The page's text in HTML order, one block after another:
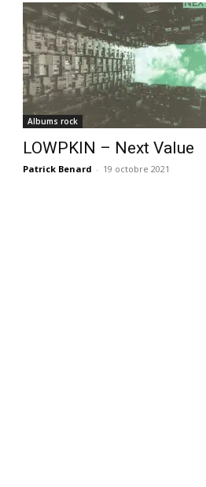
Albums rock
LOWPKIN – Next Value
Patrick Benard - 19 octobre 2021